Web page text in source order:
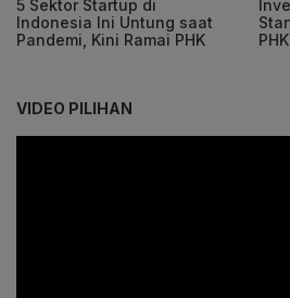
5 Sektor Startup di
Indonesia Ini Untung saat
Pandemi, Kini Ramai PHK
PHK
VIDEO PILIHAN